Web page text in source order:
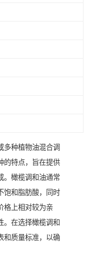
多种植物油混合调
的特点，旨在提供
。橄榄调和油通常
饱和脂肪酸，同时
格上相对较为亲
。在选择橄榄调和
和质量标准，以确